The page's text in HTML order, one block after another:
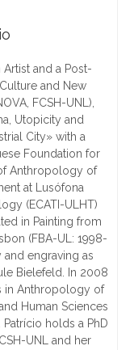
Artist and a Post-
and New
FCSH-UNL),
Utopicity and
City» with a
Foundation for
Anthropology of
at Lusófona
(ECATI-ULHT)
in Painting from
(FBA-UL: 1998-
engraving as
Bielefeld. In 2008
in Anthropology of
Human Sciences
holds a PhD
UNL and her